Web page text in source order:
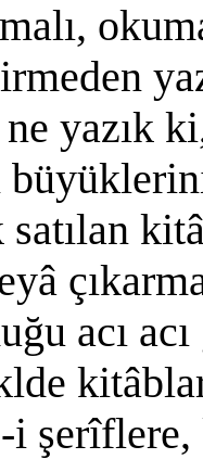
ne yazık
acı